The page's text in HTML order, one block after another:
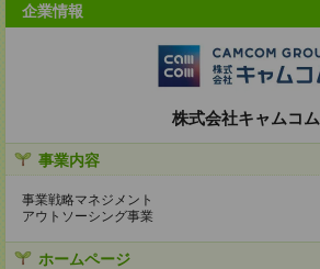
企業情報
株式会社キャムコム
事業内容
事業戦略マネジメント
アウトソーシング事業
ホームページ